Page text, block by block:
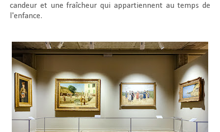
candeur et une fraîcheur qui appartiennent au temps de
l'enfance.